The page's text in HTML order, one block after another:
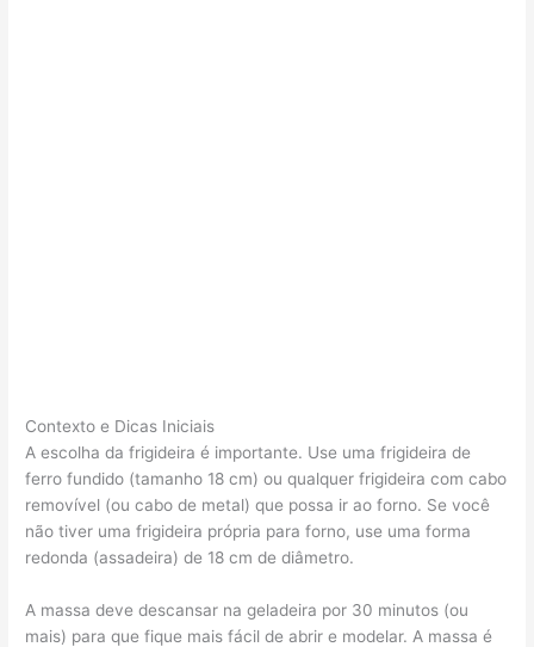
Contexto e Dicas Iniciais
A escolha da frigideira é importante. Use uma frigideira de
ferro fundido (tamanho 18 cm) ou qualquer frigideira com cabo
removível (ou cabo de metal) que possa ir ao forno. Se você
não tiver uma frigideira própria para forno, use uma forma
redonda (assadeira) de 18 cm de diâmetro.
A massa deve descansar na geladeira por 30 minutos (ou
mais) para que fique mais fácil de abrir e modelar. A massa é